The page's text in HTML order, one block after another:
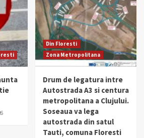
Din Floresti
Zona Metropolitana
Drum de legatura intre
Autostrada A3 si centura
metropolitana a Clujului.
Soseaua va lega
autostrada din satul
Tauti, comuna Floresti